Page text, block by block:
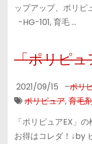
ップアップ、ポリ
-HG-101, 育毛 …
「ポリピュ
2021/09/15 –ポリ
ポリピュア,育毛
「ポリピュアEX」
お得はコレダ！↓by